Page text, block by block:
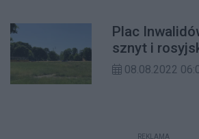
Plac
sznyt i
i przyszłość
08.08.2022
REKLAMA